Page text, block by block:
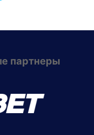
партнеры